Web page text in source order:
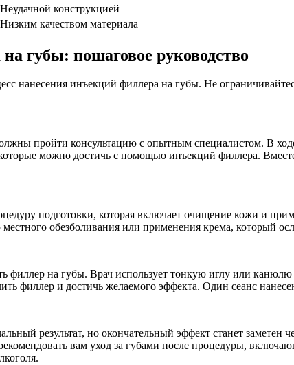
Неудачной конструкцией
Низким качеством материала
губы: пошаговое руководство
нанесения инъекций филлера на губы. Не
пройти консультацию с опытным специалистом. В
можно достичь с помощью инъекций филлера.
подготовки, которая включает очищение кожи и
обезболивания или применения крема, который
филлер на губы. Врач использует тонкую иглу или
филлер и достичь желаемого эффекта. Один сеанс
результат, но окончательный эффект станет заметен
вам уход за губами после процедуры,